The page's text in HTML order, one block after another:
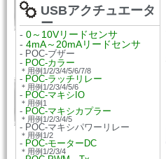
USBアクチュエータ
ー
- 0～10Vリードセンサ
- 4mA～20mAリードセンサ
- POC-ブザー
- POC-カラー
＊用例1/2/3/4/5/6/7/8
- POC-ラッチリレー
＊用例1/2/3/4/5/6
- POC-マキシIO
＊用例1
- POC-マキシカプラー
＊用例1/2/3/4/5
- POC-マキシパワーリレー
＊用例1/2
- POC-モーターDC
＊用例1/2/3/4